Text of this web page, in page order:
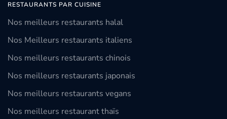
RESTAURANTS PAR CUISINE
Nos meilleurs restaurants halal
Nos Meilleurs restaurants italiens
Nos meilleurs restaurants chinois
Nos meilleurs restaurants japonais
Nos meilleurs restaurants vegans
Nos meilleurs restaurant thaïs